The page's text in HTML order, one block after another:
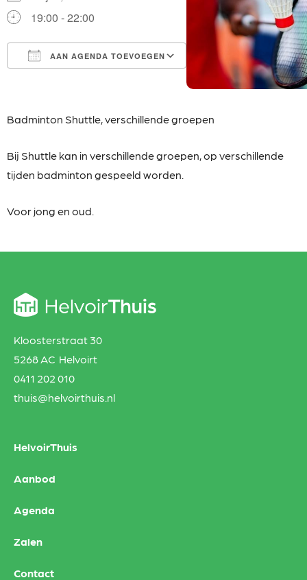
19:00 - 22:00
AAN AGENDA TOEVOEGEN
Outlook Live
Badminton Shuttle, verschillende groepen
Bij Shuttle kan in verschillende groepen, op verschillende
tijden badminton gespeeld worden.
Voor jong en oud.
Kloosterstraat 30
5268 AC Helvoirt
0411 202 010
thuis@helvoirthuis.nl
HelvoirThuis
Aanbod
Agenda
Zalen
Contact